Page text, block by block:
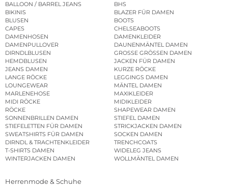
BALLOON / BARREL JEANS
BHS
BIKINIS
BLAZER FÜR DAMEN
BLUSEN
BOOTS
CAPES
CHELSEABOOTS
DAMENHOSEN
DAMENKLEIDER
DAMENPULLOVER
DAUNENMÄNTEL DAMEN
DIRNDLBLUSEN
GROSSE GRÖSSEN DAMEN
HEMDBLUSEN
JACKEN FÜR DAMEN
JEANS DAMEN
KURZE RÖCKE
LANGE RÖCKE
LEGGINGS DAMEN
LOUNGEWEAR
MÄNTEL DAMEN
MARLENEHOSE
MAXIKLEIDER
MIDI RÖCKE
MIDIKLEIDER
RÖCKE
SHAPEWEAR DAMEN
SONNENBRILLEN DAMEN
STIEFEL DAMEN
STIEFELETTEN FÜR DAMEN
STRICKJACKEN DAMEN
SWEATSHIRTS FÜR DAMEN
SOCKEN DAMEN
DIRNDL & TRACHTENKLEIDER
TRENCHCOATS
T-SHIRTS DAMEN
WIDELEG JEANS
WINTERJACKEN DAMEN
WOLLMÄNTEL DAMEN
Herrenmode & Schuhe